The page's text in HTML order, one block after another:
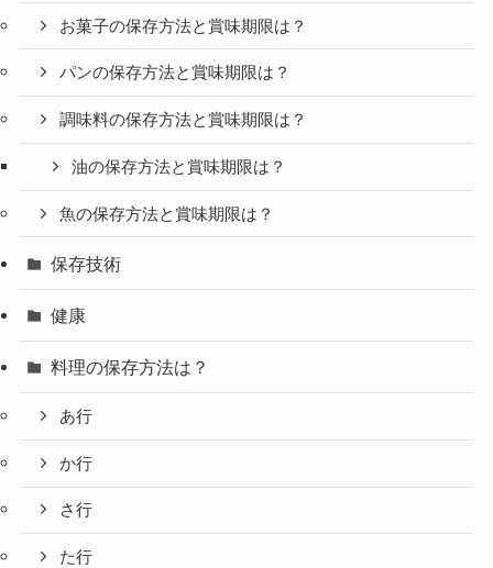
お菓子の保存方法と賞味期限は？
パンの保存方法と賞味期限は？
調味料の保存方法と賞味期限は？
油の保存方法と賞味期限は？
魚の保存方法と賞味期限は？
保存技術
健康
料理の保存方法は？
あ行
か行
さ行
た行